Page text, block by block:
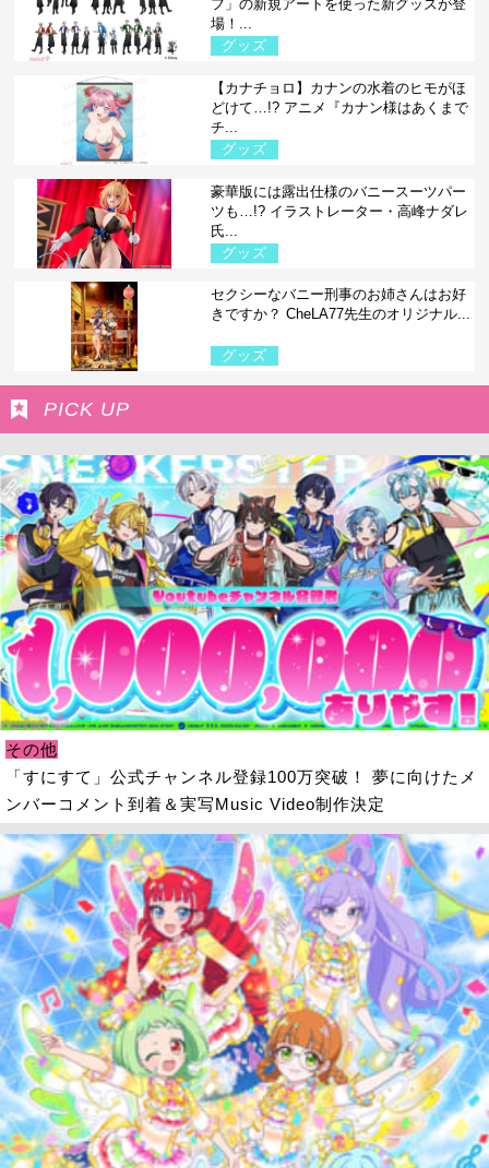
フ」の新規アートを使った新グッズが登
場！...
グッズ
【カナチョロ】カナンの水着のヒモがほ
どけて…!? アニメ『カナン様はあくまで
チ...
グッズ
豪華版には露出仕様のバニースーツパー
ツも…!? イラストレーター・高峰ナダレ
氏...
グッズ
セクシーなバニー刑事のお姉さんはお好
きですか？ CheLA77先生のオリジナル...
グッズ
PICK UP
その他
「すにすて」公式チャンネル登録100万突破！ 夢に向けたメ
ンバーコメント到着＆実写Music Video制作決定